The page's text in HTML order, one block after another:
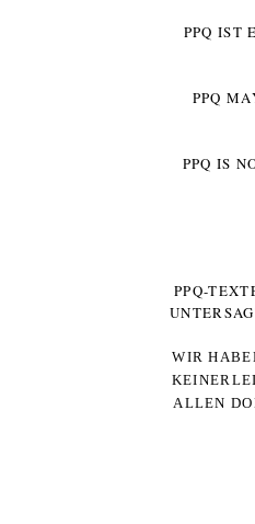
PPQ IST
PPQ
PPQ IS
PPQ-
WIR
ALLEN